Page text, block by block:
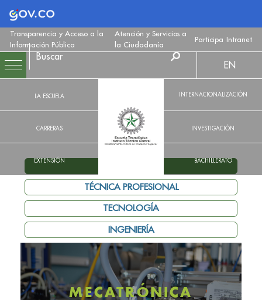
Logo Gobierno de Colombia
Transparencia y Acceso a la
Información Pública
Atención y Servicios a
la Ciudadanía
Participa Intranet
LA ESCUELA
CARRERAS
EXTENSIÓN
EN
INTERNACIONALIZACIÓN
INVESTIGACIÓN
BACHILLERATO
TÉCNICA PROFESIONAL
TECNOLOGÍA
INGENIERÍA
MECATRÓNICA